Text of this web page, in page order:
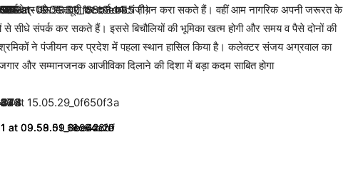
कार्यक्षेत्र और मजदूरी दर दर्ज कर पंजीयन करा सकते हैं। वहीं आम नागरिक अपनी जरूरत के
से सीधे संपर्क कर सकते हैं। इससे बिचौलियों की भूमिका खत्म होगी और समय व पैसे दोनों की
ने पंजीयन कर प्रदेश में पहला स्थान हासिल किया है। कलेक्टर संजय अग्रवाल का
और सम्मानजनक आजीविका दिलाने की दिशा में बड़ा कदम साबित होगा